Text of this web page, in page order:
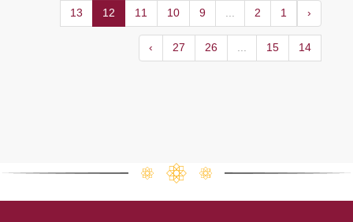
‹
1
2
...
9
10
11
12
13
14
15
...
26
27
›